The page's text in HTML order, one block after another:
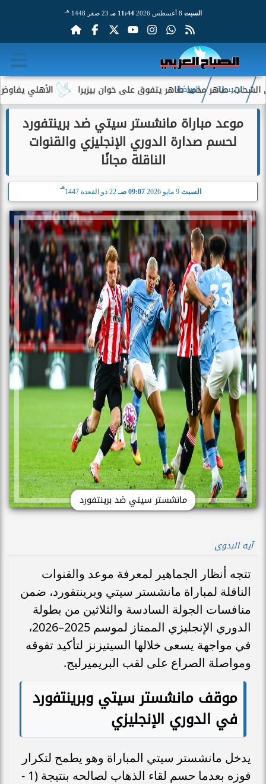
السبت 11:44 مـ 23 صفر 1448 هـ
الأهلي يفاوض أحمد عبد محمد طاهر يتفوق على خوان بيزيرا
الرئيسية الرياضة
موعد مباراة مانشستر سيتي ضد برينتفورد
لحسم صدارة الدوري الإنجليزي والقنوات
الناقلة مجانًا
السبت 09:07 صـ 22 ذو القعدة 1447
هـ
مانشستر سيتي ضد برينتفورد
آيه البدوى
تتجه أنظار الجماهير لمعرفة موعد والقنوات
الناقلة لمباراة مانشستر سيتي وبرينتفورد، ضمن
منافسات الجولة السادسة والثلاثين من بطولة
الدوري الإنجليزي الممتاز لموسم 2025–2026،
في مواجهة يسعى خلالها السيتيزنز لتأكيد تفوقه
ومواصلة الصراع على لقب البريميرليج.
موقف مانشستر سيتي وبرينتفورد
في الدوري الإنجليزي
يدخل مانشستر سيتي المباراة وهو يطمح لتكرار
فوزه بعدما حسم لقاء الذهاب لصالحه بنتيجة (1 -